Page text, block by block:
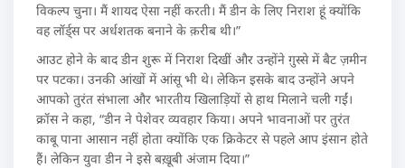
विकल्प चुना। मैं शायद ऐसा नहीं करती। मैं डीन के लिए निराश हूं क्योंकि
वह लॉर्ड्स पर अर्धशतक बनाने के क़रीब थी।”
आउट होने के बाद डीन शुरू में निराश दिखीं और उन्होंने ग़ुस्से में बैट ज़मीन
पर पटका। उनकी आंखों में आंसू भी थे। लेकिन इसके बाद उन्होंने अपने
आपको तुरंत संभाला और भारतीय खिलाड़ियों से हाथ मिलाने चली गईं।
क्रॉस ने कहा, “डीन ने पेशेवर व्यवहार किया। अपने भावनाओं पर तुरंत
काबू पाना आसान नहीं होता क्योंकि एक क्रिकेटर से पहले आप इंसान होते
हैं। लेकिन युवा डीन ने इसे बख़ूबी अंजाम दिया।”